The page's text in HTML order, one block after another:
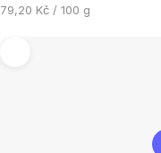
Měrná
79,20 Kč / 100 g